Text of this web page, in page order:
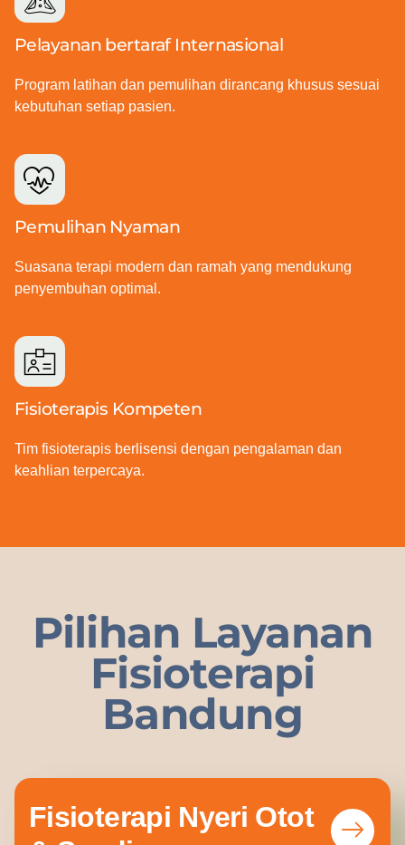
Pelayanan bertaraf Internasional
Program latihan dan pemulihan dirancang khusus sesuai
kebutuhan setiap pasien.
Pemulihan Nyaman
Suasana terapi modern dan ramah yang mendukung
penyembuhan optimal.
Fisioterapis Kompeten
Tim fisioterapis berlisensi dengan pengalaman dan
keahlian terpercaya.
Pilihan Layanan
Fisioterapi
Bandung
Fisioterapi Nyeri Otot